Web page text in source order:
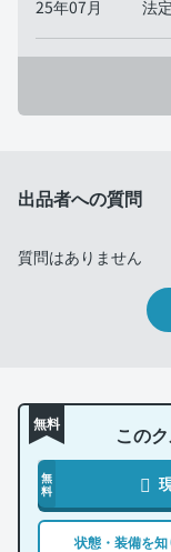
25年07月 法
出品者への質問
質問はありません
無料 この
無
料
状態・装備を